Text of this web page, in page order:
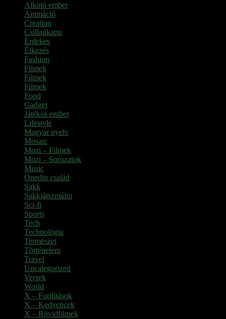
Alkotó ember
Animáció
Creation
Csillagkapu
Érdekes
Étkezés
Fashion
Filmek
Filmek
Filmek
Food
Gadget
Játékos ember
Lifestyle
Magyar nyelv
Mosaic
Mozi – Filmek
Mozi – Sorozatok
Music
Onedin család
Sakk
Sakkjátszmáim
Sci-fi
Sports
Tech
Technológia
Természet
Történelem
Travel
Uncategorized
Versek
World
X – Fordítások
X – Kedvencek
X – Rövidfilmek